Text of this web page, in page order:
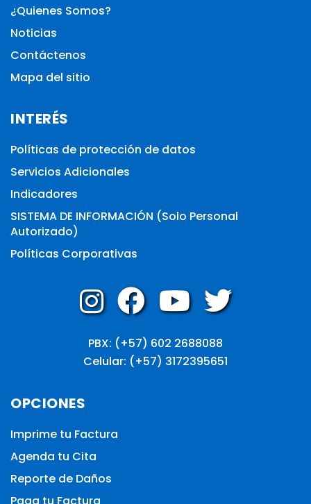
¿Quienes Somos?
Noticias
Contáctenos
Mapa del sitio
INTERÉS
Políticas de protección de datos
Servicios Adicionales
Indicadores
SISTEMA DE INFORMACIÓN (Solo Personal
Autorizado)
Políticas Corporativas
PBX: (+57) 602 2688088
Celular: (+57) 3172395651
OPCIONES
Imprime tu Factura
Agenda tu Cita
Reporte de Daños